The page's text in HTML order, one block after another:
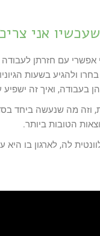
אני
אפשרי עם חזרתן
ולהגיע בשעות
בעבודה, ואיך זה
וזה מה שנעשה ביחד
הטובות ביותר.
לה, לארגון בו היא